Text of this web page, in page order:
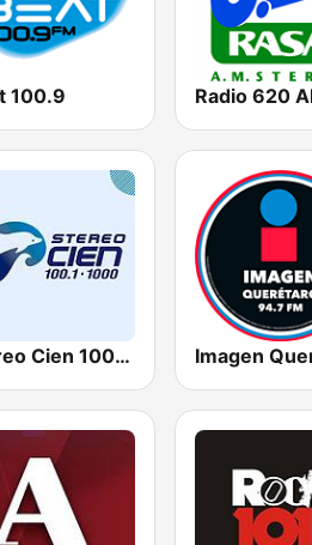
100.9 Radio 620
Stereo Cien 100.1 FM